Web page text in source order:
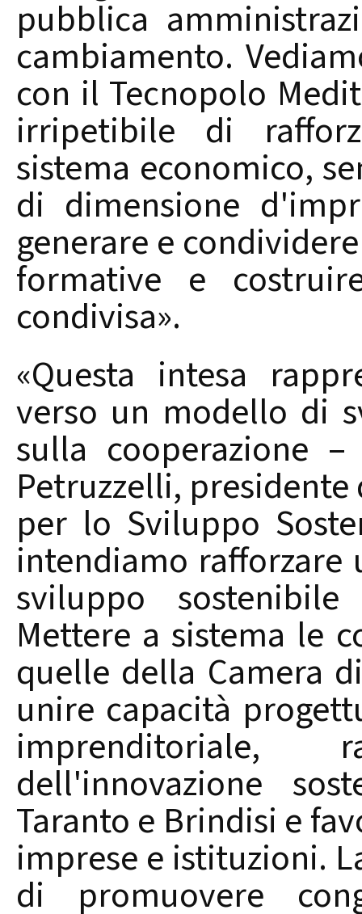
pubblica
cambiamento.
con il Tecnopolo
irripetibile di
sistema economico,
di dimensione
generare e
formative e
condivisa».
«Questa intesa
verso un modello di
sulla cooperazione
Petruzzelli,
per lo Sviluppo
intendiamo rafforzare
sviluppo
Mettere a sistema le
quelle della Camera
unire capacità
imprenditoriale,
dell'innovazione
Taranto e Brindisi e
imprese e istituzioni.
di promuovere